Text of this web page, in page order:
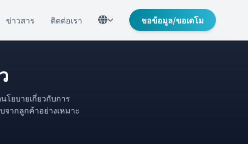
ข่าวสาร ติดต่อเรา ขอข้อมูล/ขอเดโม
ยบายเกี่ยวกับการ
ากลูกค้าอย่างเหมาะ